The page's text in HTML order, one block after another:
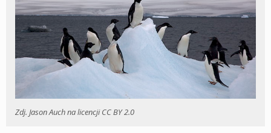
Zdj. Jason Auch na licencji CC BY 2.0